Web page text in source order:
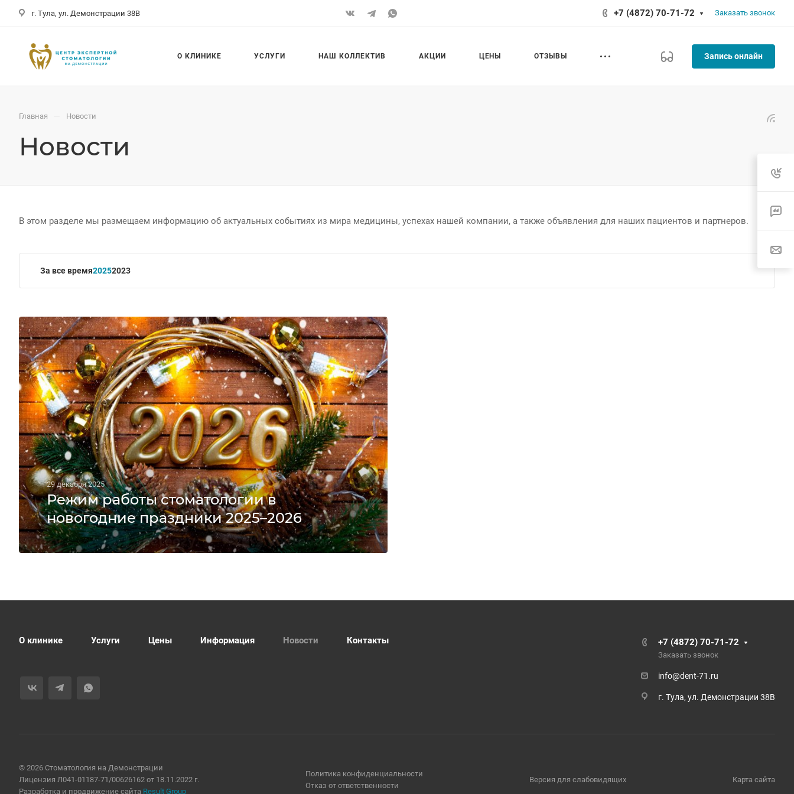
г. Тула, ул. Демонстрации 38В +7 (4872) 70-71-72 Заказать звонок
О КЛИНИКЕ УСЛУГИ НАШ КОЛЛЕКТИВ АКЦИИ ЦЕНЫ ОТЗЫВЫ Запись онлайн
Главная — Новости
Новости
В этом разделе мы размещаем информацию об актуальных событиях из мира медицины, успехах нашей компании, а также объявления для наших пациентов и партнеров.
За все время20252023
Режим работы стоматологии в
новогодние праздники 2025–2026
29 декабря 2025
О клинике Услуги Цены Информация Новости Контакты +7 (4872) 70-71-72
Заказать звонок
info@dent-71.ru
г. Тула, ул. Демонстрации 38В
© 2026 Стоматология на Демонстрации
Лицензия Л041-01187-71/00626162 от 18.11.2022 г.
Разработка и продвижение сайта Result Group
Политика конфиденциальности
Отказ от ответственности
Версия для слабовидящих Карта сайта